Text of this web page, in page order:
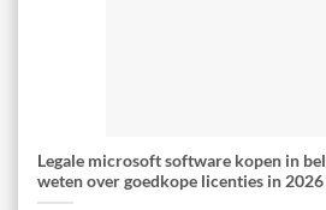
Legale microsoft software kopen in
weten over goedkope licenties in 2026